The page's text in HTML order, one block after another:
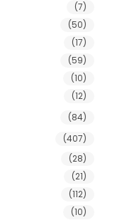
(7)
(50)
(17)
(59)
(10)
(12)
(84)
(407)
(28)
(21)
(112)
(10)